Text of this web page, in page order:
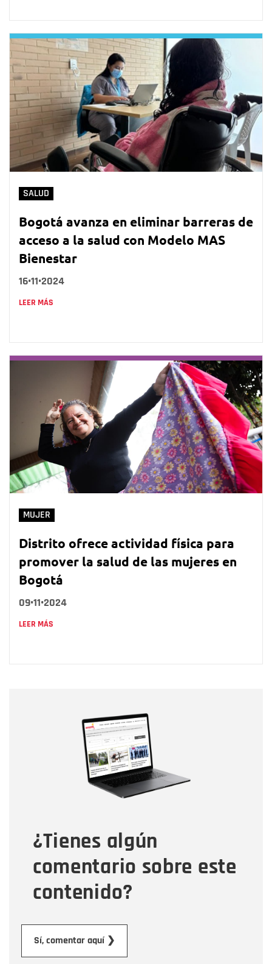
SALUD
Bogotá avanza en eliminar barreras de
acceso a la salud con Modelo MAS
Bienestar
16•11•2024
LEER MÁS
MUJER
Distrito ofrece actividad física para
promover la salud de las mujeres en
Bogotá
09•11•2024
LEER MÁS
¿Tienes algún
comentario sobre este
contenido?
Sí, comentar aquí ❯
Correo electrónico
Tipo de comentario
Mensaje